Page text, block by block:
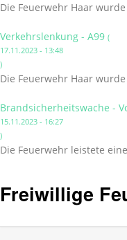
Die Feuerwehr Haar
Verkehrslenkung - A99 (
17.11.2023 - 13:48
)
Die Feuerwehr Haar
Brandsicherheitswache -
15.11.2023 - 16:27
)
Die Feuerwehr leistete
Freiwillige